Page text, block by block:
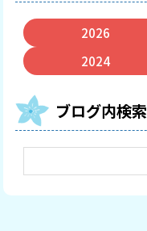
2026
2024
ブログ内検索